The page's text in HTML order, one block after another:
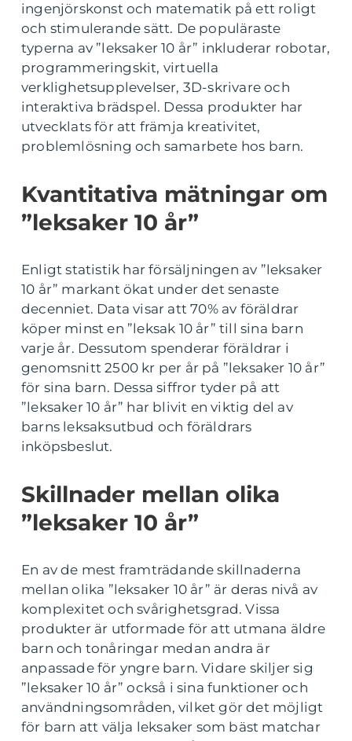
ingenjörskonst och matematik på ett roligt
och stimulerande sätt. De populäraste
typerna av ”leksaker 10 år” inkluderar robotar,
programmeringskit, virtuella
verklighetsupplevelser, 3D-skrivare och
interaktiva brädspel. Dessa produkter har
utvecklats för att främja kreativitet,
problemlösning och samarbete hos barn.
Kvantitativa mätningar om
”leksaker 10 år”
Enligt statistik har försäljningen av ”leksaker
10 år” markant ökat under det senaste
decenniet. Data visar att 70% av föräldrar
köper minst en ”leksak 10 år” till sina barn
varje år. Dessutom spenderar föräldrar i
genomsnitt 2500 kr per år på ”leksaker 10 år”
för sina barn. Dessa siffror tyder på att
”leksaker 10 år” har blivit en viktig del av
barns leksaksutbud och föräldrars
inköpsbeslut.
Skillnader mellan olika
”leksaker 10 år”
En av de mest framträdande skillnaderna
mellan olika ”leksaker 10 år” är deras nivå av
komplexitet och svårighetsgrad. Vissa
produkter är utformade för att utmana äldre
barn och tonåringar medan andra är
anpassade för yngre barn. Vidare skiljer sig
”leksaker 10 år” också i sina funktioner och
användningsområden, vilket gör det möjligt
för barn att välja leksaker som bäst matchar